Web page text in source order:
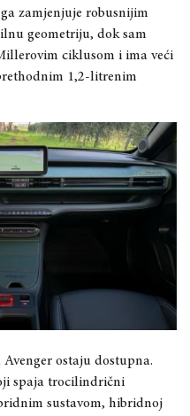
zamjenjuje robusnijim
geometriju, dok sam
ciklusom i ima veći
1,2-litrenim
ostaju dostupna.
spaja trocilindrični
sustavom, hibridnoj